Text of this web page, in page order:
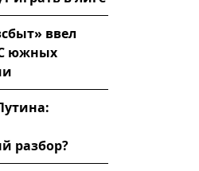
ввел
южных
разбор?